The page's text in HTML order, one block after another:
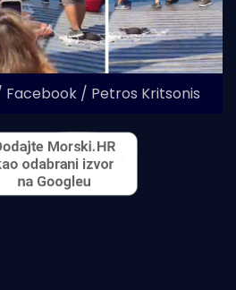
/ Petros Kritsonis